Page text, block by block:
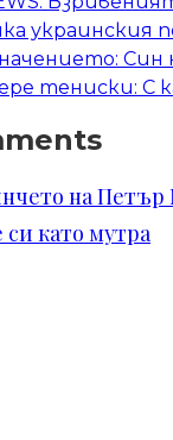
украинския
тениски: С
на Петър
като мутра